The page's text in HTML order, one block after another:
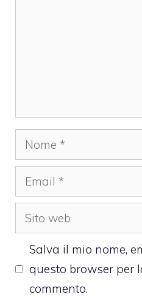
Nome
Email
Sito
web
Salva il mio nome,
questo browser per
commento.